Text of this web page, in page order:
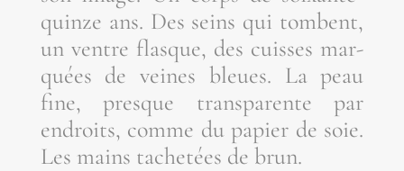
quinze ans. Des seins qui tombent,
un ventre flasque, des cuisses mar­
quées de veines bleues. La peau
fine, presque trans­pa­rente par
endroits, comme du papier de soie.
Les mains tache­tées de brun.